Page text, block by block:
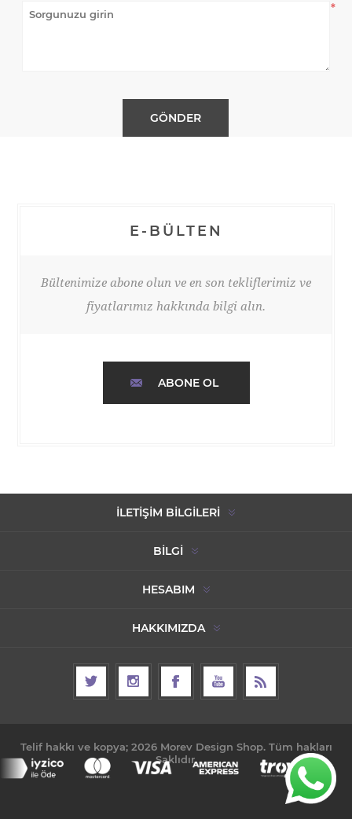
*
E-BÜLTEN
Bültenimize abone olun ve en son tekliflerimiz ve
fiyatlarımız hakkında bilgi alın.
ABONE OL
İLETIŞIM BILGILERI
BILGI
HESABIM
HAKKIMIZDA
Telif hakkı ve kopya; 2026 Morev Design Shop. Tüm hakları
Saklıdır.